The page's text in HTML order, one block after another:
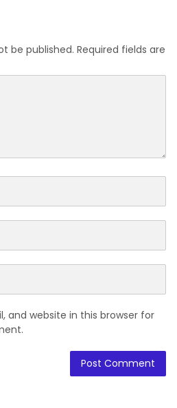
be published. Required fields are
and website in this browser for